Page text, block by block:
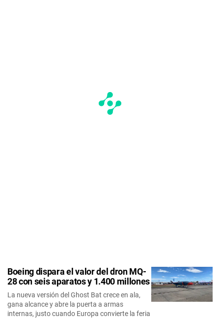
Boeing dispara el valor del dron MQ-
28 con seis aparatos y 1.400 millones
La nueva versión del Ghost Bat crece en ala,
gana alcance y abre la puerta a armas
internas, justo cuando Europa convierte la feria